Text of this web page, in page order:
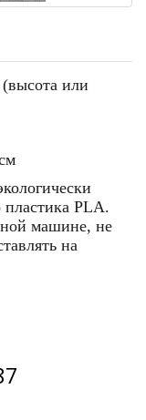
или
пластика PLA.
машине, не
на